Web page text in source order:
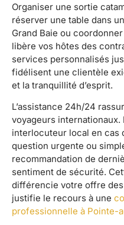
Organiser une sortie
réserver une table dans
Grand Baie ou
libère vos hôtes des
services personnalisés
fidélisent une clientèle
et la tranquillité d’esprit.
L’assistance 24h/24
voyageurs
interlocuteur local en cas
question urgente ou
recommandation de
sentiment de sécurité.
différencie votre offre
justifie le recours à une
professionnelle à Pointe-